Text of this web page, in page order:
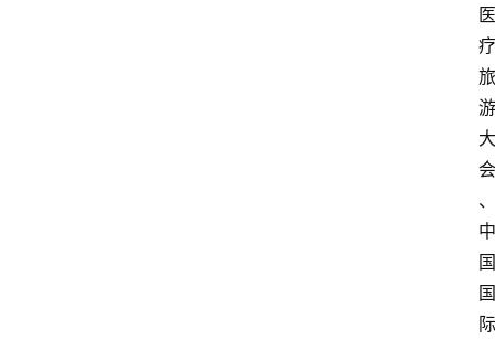
医
疗
旅
游
大
会
、
中
国
国
际